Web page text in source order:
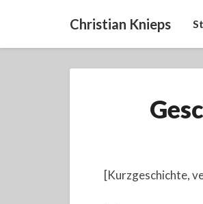
Christian Knieps
[Kurzgeschichte,